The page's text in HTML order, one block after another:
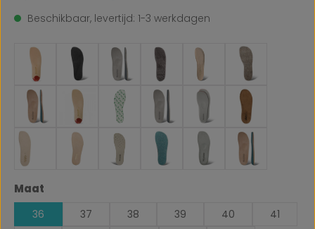
Beschikbaar, levertijd: 1-3 werkdagen
Selecteer
Maat
36 37 38 39 40
41